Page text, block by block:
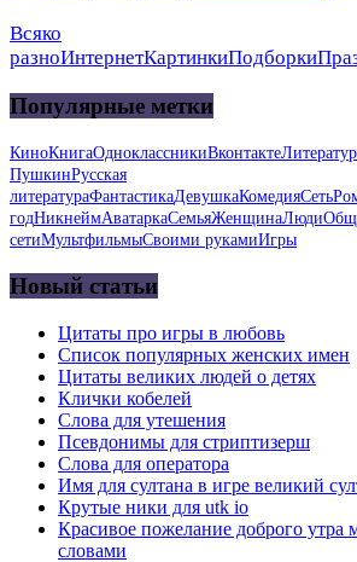
Всяко
разноИнтернетКартинкиПодборки
Популярные метки
КиноКнигаОдноклассникиВконтакте
ПушкинРусская
литератураФантастикаДевушкаКомедияСеть
годНикнеймАватаркаСемьяЖенщинаЛюди
сетиМультфильмыСвоими рукамиИгры
Новый статьи
Цитаты про игры в любовь
Список популярных женских имен
Цитаты великих людей о детях
Клички кобелей
Слова для утешения
Псевдонимы для стриптизерш
Слова для оператора
Имя для султана в игре великий
Крутые ники для utk io
Красивое пожелание доброго утра
словами